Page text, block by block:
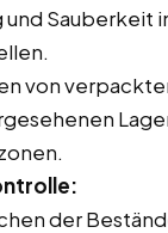
und Sauberkeit
von
der